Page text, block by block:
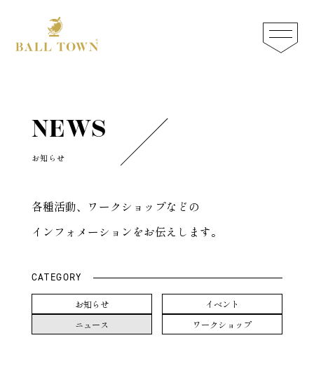
商品一覧
保湿する
スペシャルケア
お問い合わせ
NEWS
お知らせ
各種活動、ワークショップなどの
インフォメーションをお伝えします。
CATEGORY
お知らせ イベント
ニュース ワークショップ